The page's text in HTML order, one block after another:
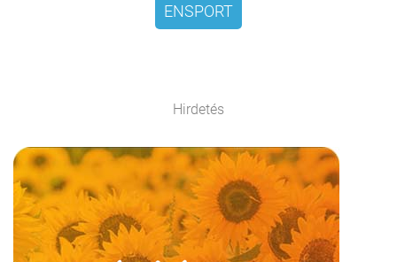
ENSPORT
Hirdetés